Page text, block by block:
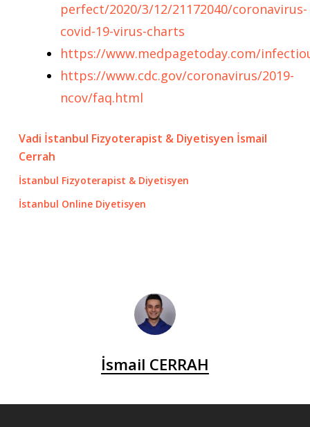
perfect/2020/3/12/21172040/coronavirus-
covid-19-virus-charts
https://www.medpagetoday.com/
https://www.cdc.gov/coronavirus/2019-
ncov/faq.html
Vadi İstanbul Fizyoterapist & Diyetisyen İsmail
Cerrah
İstanbul Fizyoterapist & Diyetisyen
İstanbul Online Diyetisyen
İsmail CERRAH